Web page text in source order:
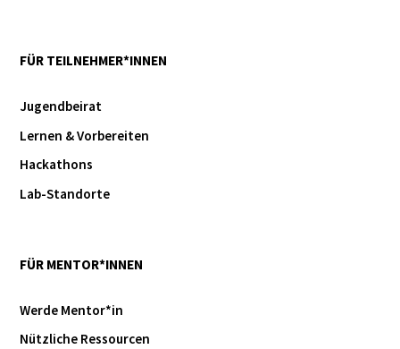
FÜR TEILNEHMER*INNEN
Jugendbeirat
Lernen & Vorbereiten
Hackathons
Lab-Standorte
FÜR MENTOR*INNEN
Werde Mentor*in
Nützliche Ressourcen